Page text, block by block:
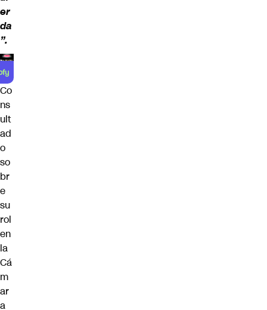
er
da
”.
Co
ns
ult
ad
o
so
br
e
su
rol
en
la
Cá
m
ar
a